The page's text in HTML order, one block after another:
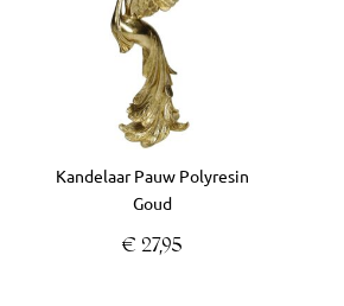
Kandelaar Pauw Polyresin
Goud
€ 27,95